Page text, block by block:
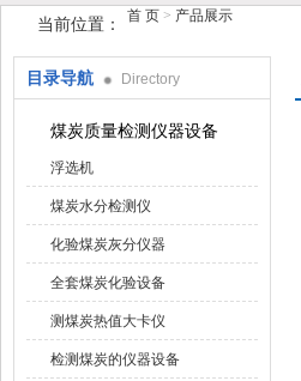
鹤壁市花样视频仪器仪表有限公司
当前位置： 首 页 > 产品展示
目录导航 Directory
煤炭质量检测仪器设备
浮选机
煤炭水分检测仪
化验煤炭灰分仪器
全套煤炭化验设备
测煤炭热值大卡仪
检测煤炭的仪器设备